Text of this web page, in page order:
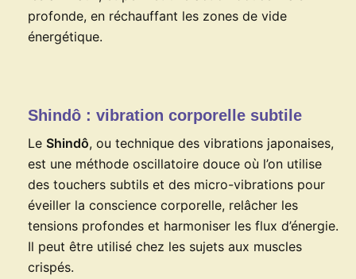
profonde, en réchauffant les zones de vide
énergétique.
Shindô : vibration corporelle subtile
Le Shindô, ou technique des vibrations japonaises,
est une méthode oscillatoire douce où l’on utilise
des touchers subtils et des micro-vibrations pour
éveiller la conscience corporelle, relâcher les
tensions profondes et harmoniser les flux d’énergie.
Il peut être utilisé chez les sujets aux muscles
crispés.